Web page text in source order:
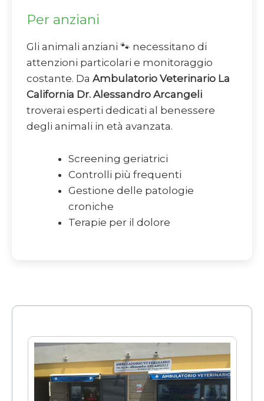
Per anziani
Gli animali anziani 🐾 necessitano di
attenzioni particolari e monitoraggio
costante. Da Ambulatorio Veterinario La
California Dr. Alessandro Arcangeli
troverai esperti dedicati al benessere
degli animali in età avanzata.
Screening geriatrici
Controlli più frequenti
Gestione delle patologie
croniche
Terapie per il dolore